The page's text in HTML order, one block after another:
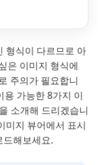
형식이 다르므로 아
은 이미지 형식에
주의가 필요합니
가능한 8가지 이
소개해 드리겠습니
미지 뷰어에서 표시
드해보세요.